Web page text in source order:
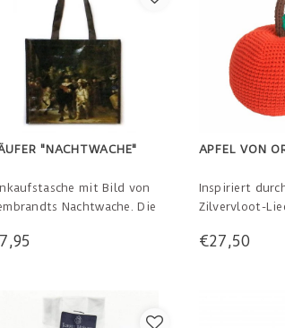
"NACHTWACHE"
mit Bild von
Nachtwache. Die
und ist
Regen kommen kann.
x 30 x 40 cm
APFEL VON
Inspiriert
Zilvervloot-
einer Glocke
origineller
€27,50